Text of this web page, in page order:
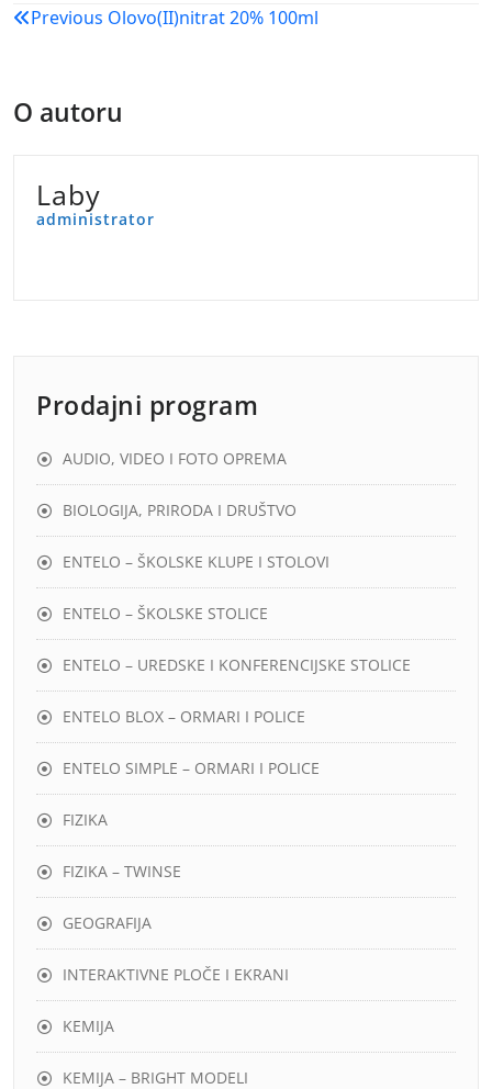
Navigacija
Previous Olovo(II)nitrat 20% 100ml
O autoru
Laby
administrator
Prodajni program
AUDIO, VIDEO I FOTO OPREMA
BIOLOGIJA, PRIRODA I DRUŠTVO
ENTELO – ŠKOLSKE KLUPE I STOLOVI
ENTELO – ŠKOLSKE STOLICE
ENTELO – UREDSKE I KONFERENCIJSKE STOLICE
ENTELO BLOX – ORMARI I POLICE
ENTELO SIMPLE – ORMARI I POLICE
FIZIKA
FIZIKA – TWINSE
GEOGRAFIJA
INTERAKTIVNE PLOČE I EKRANI
KEMIJA
KEMIJA – BRIGHT MODELI